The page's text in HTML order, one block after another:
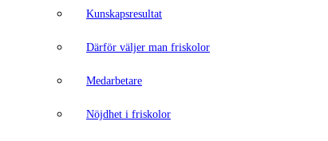
Kunskapsresultat
Därför väljer man friskolor
Medarbetare
Nöjdhet i friskolor